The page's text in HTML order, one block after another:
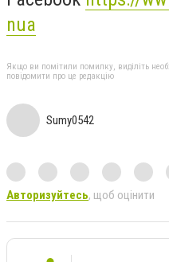
nua
Якщо ви помітили помилку, виділіть
повідомити про це редакцію
Sumy0542
Авторизуйтесь, щоб оцінити